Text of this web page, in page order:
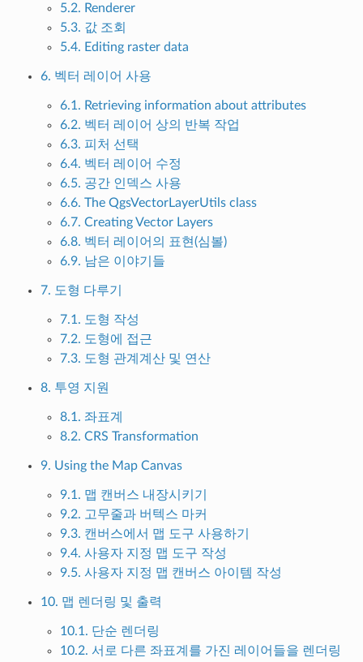
5.2. Renderer
5.3. 값 조회
5.4. Editing raster data
6. 벡터 레이어 사용
6.1. Retrieving information about attributes
6.2. 벡터 레이어 상의 반복 작업
6.3. 피처 선택
6.4. 벡터 레이어 수정
6.5. 공간 인덱스 사용
6.6. The QgsVectorLayerUtils class
6.7. Creating Vector Layers
6.8. 벡터 레이어의 표현(심볼)
6.9. 남은 이야기들
7. 도형 다루기
7.1. 도형 작성
7.2. 도형에 접근
7.3. 도형 관계계산 및 연산
8. 투영 지원
8.1. 좌표계
8.2. CRS Transformation
9. Using the Map Canvas
9.1. 맵 캔버스 내장시키기
9.2. 고무줄과 버텍스 마커
9.3. 캔버스에서 맵 도구 사용하기
9.4. 사용자 지정 맵 도구 작성
9.5. 사용자 지정 맵 캔버스 아이템 작성
10. 맵 렌더링 및 출력
10.1. 단순 렌더링
10.2. 서로 다른 좌표계를 가진 레이어들을 렌더링